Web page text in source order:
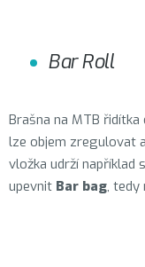
Bar Roll
Brašna na MTB
lze objem zregulovat
vložka udrží například
upevnit Bar bag, tedy